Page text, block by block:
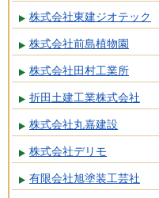
株式会社東建ジオテック
株式会社前島植物園
株式会社田村工業所
折田土建工業株式会社
株式会社丸嘉建設
株式会社デリモ
有限会社旭塗装工芸社